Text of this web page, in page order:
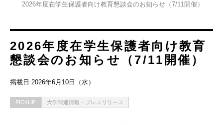
2026年度在学生保護者向け教育懇談会のお知らせ（7/11開催）
2026年度在学生保護者向け教育
懇談会のお知らせ（7/11開催）
掲載日:2026年6月10日（水）
PICKUP 大学関連情報・プレスリリース